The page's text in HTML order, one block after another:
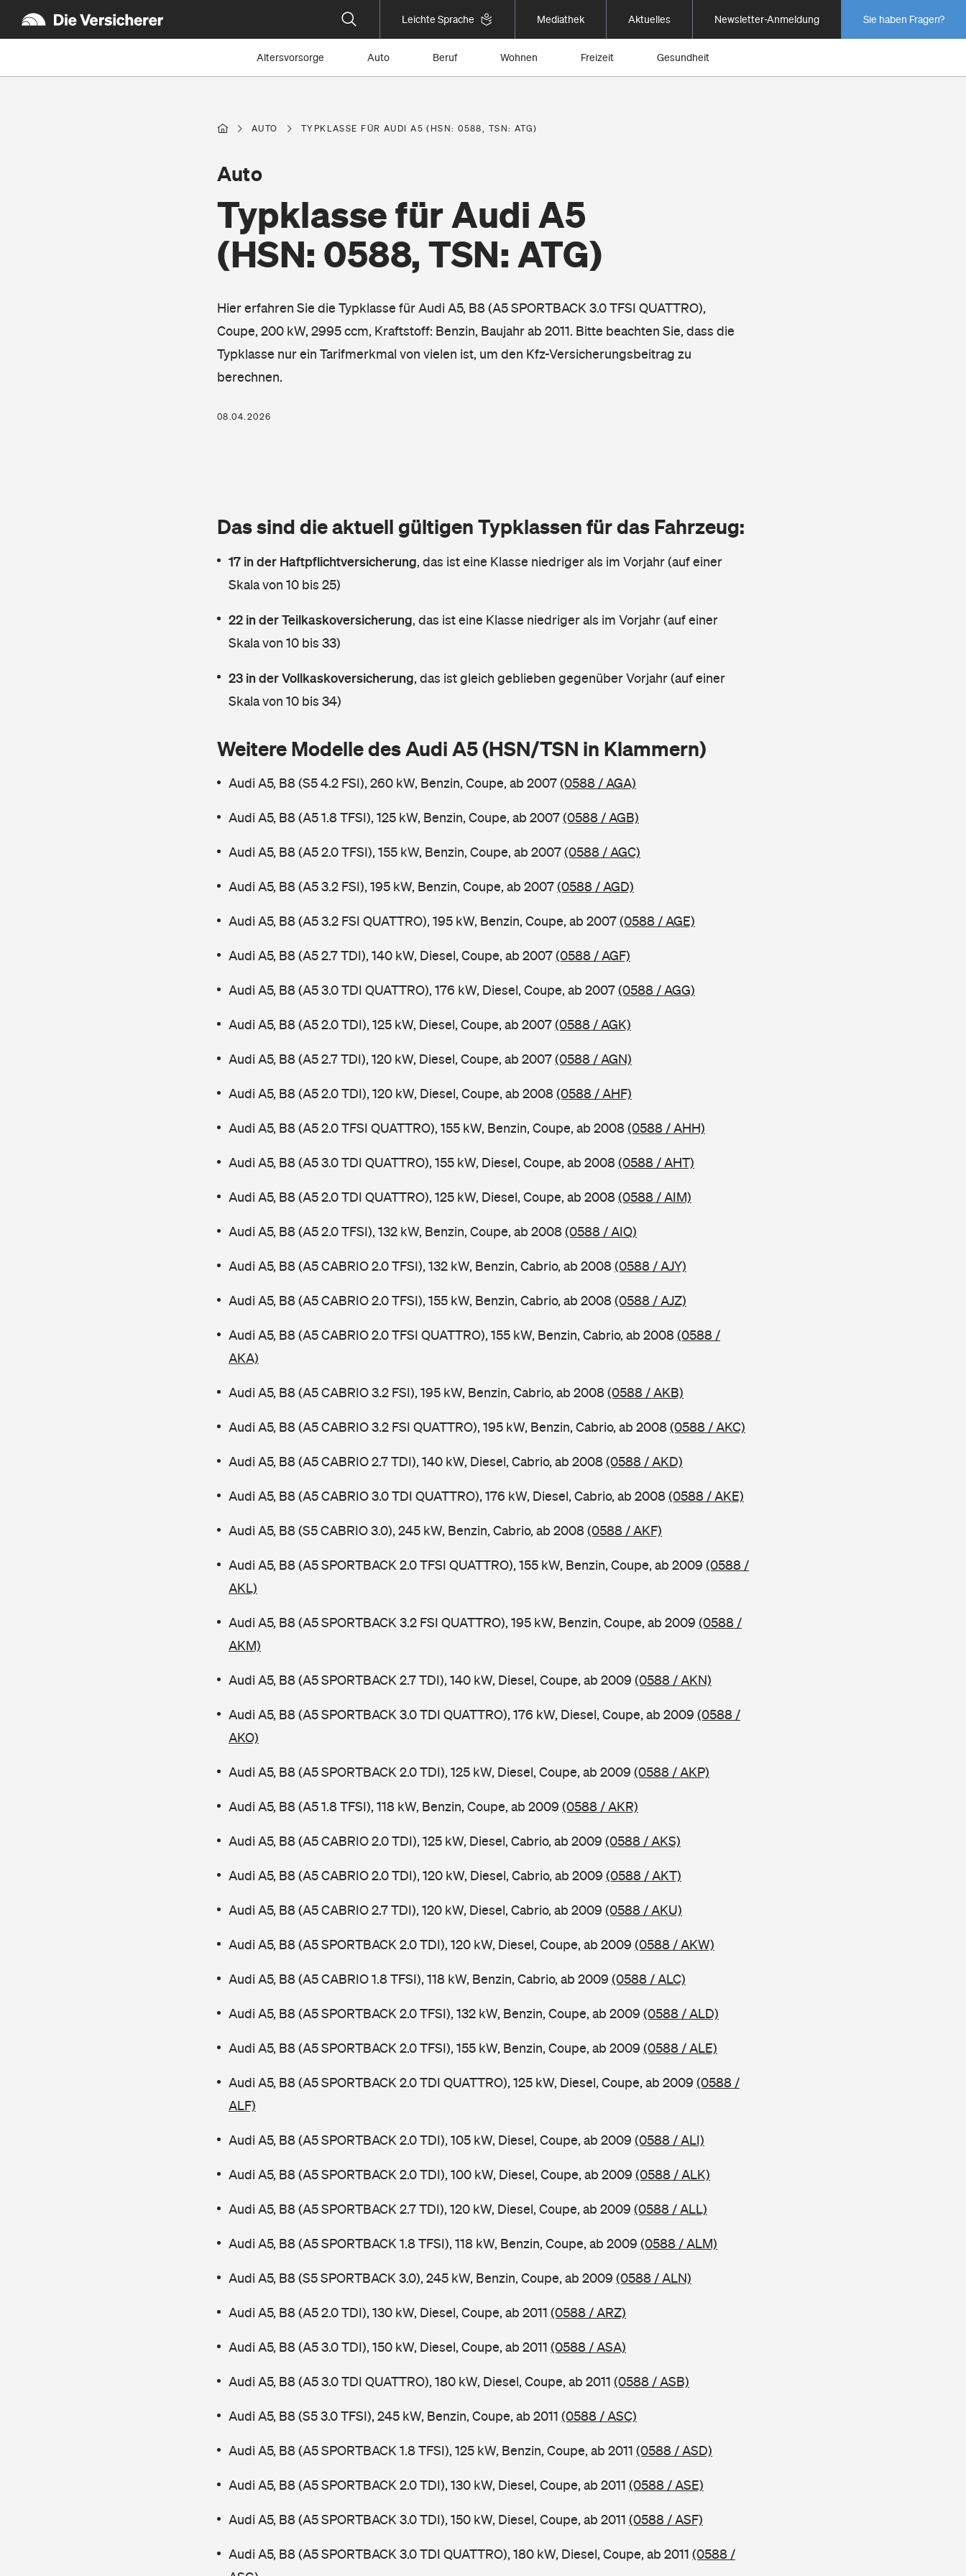
Leichte Sprache Mediathek Aktuelles Newsletter-Anmeldung Sie haben Fragen?
Altersvorsorge Auto Beruf Wohnen Freizeit Gesundheit
AUTO TYPKLASSE FÜR AUDI A5 (HSN: 0588, TSN: ATG)
Typklasse für Audi A5
(HSN: 0588, TSN: ATG)
Auto
Hier erfahren Sie die Typklasse für Audi A5, B8 (A5 SPORTBACK 3.0 TFSI QUATTRO),
Coupe, 200 kW, 2995 ccm, Kraftstoff: Benzin, Baujahr ab 2011. Bitte beachten Sie, dass die
Typklasse nur ein Tarifmerkmal von vielen ist, um den Kfz-Versicherungsbeitrag zu
berechnen.
08.04.2026
Das sind die aktuell gültigen Typklassen für das Fahrzeug:
17 in der Haftpflichtversicherung, das ist eine Klasse niedriger als im Vorjahr (auf einer
Skala von 10 bis 25)
22 in der Teilkaskoversicherung, das ist eine Klasse niedriger als im Vorjahr (auf einer
Skala von 10 bis 33)
23 in der Vollkaskoversicherung, das ist gleich geblieben gegenüber Vorjahr (auf einer
Skala von 10 bis 34)
Weitere Modelle des Audi A5 (HSN/TSN in Klammern)
Audi A5, B8 (S5 4.2 FSI), 260 kW, Benzin, Coupe, ab 2007(0588 / AGA)
Audi A5, B8 (A5 1.8 TFSI), 125 kW, Benzin, Coupe, ab 2007(0588 / AGB)
Audi A5, B8 (A5 2.0 TFSI), 155 kW, Benzin, Coupe, ab 2007(0588 / AGC)
Audi A5, B8 (A5 3.2 FSI), 195 kW, Benzin, Coupe, ab 2007(0588 / AGD)
Audi A5, B8 (A5 3.2 FSI QUATTRO), 195 kW, Benzin, Coupe, ab 2007(0588 / AGE)
Audi A5, B8 (A5 2.7 TDI), 140 kW, Diesel, Coupe, ab 2007(0588 / AGF)
Audi A5, B8 (A5 3.0 TDI QUATTRO), 176 kW, Diesel, Coupe, ab 2007(0588 / AGG)
Audi A5, B8 (A5 2.0 TDI), 125 kW, Diesel, Coupe, ab 2007(0588 / AGK)
Audi A5, B8 (A5 2.7 TDI), 120 kW, Diesel, Coupe, ab 2007(0588 / AGN)
Audi A5, B8 (A5 2.0 TDI), 120 kW, Diesel, Coupe, ab 2008(0588 / AHF)
Audi A5, B8 (A5 2.0 TFSI QUATTRO), 155 kW, Benzin, Coupe, ab 2008(0588 / AHH)
Audi A5, B8 (A5 3.0 TDI QUATTRO), 155 kW, Diesel, Coupe, ab 2008(0588 / AHT)
Audi A5, B8 (A5 2.0 TDI QUATTRO), 125 kW, Diesel, Coupe, ab 2008(0588 / AIM)
Audi A5, B8 (A5 2.0 TFSI), 132 kW, Benzin, Coupe, ab 2008(0588 / AIQ)
Audi A5, B8 (A5 CABRIO 2.0 TFSI), 132 kW, Benzin, Cabrio, ab 2008(0588 / AJY)
Audi A5, B8 (A5 CABRIO 2.0 TFSI), 155 kW, Benzin, Cabrio, ab 2008(0588 / AJZ)
Audi A5, B8 (A5 CABRIO 2.0 TFSI QUATTRO), 155 kW, Benzin, Cabrio, ab 2008(0588 /
AKA)
Audi A5, B8 (A5 CABRIO 3.2 FSI), 195 kW, Benzin, Cabrio, ab 2008(0588 / AKB)
Audi A5, B8 (A5 CABRIO 3.2 FSI QUATTRO), 195 kW, Benzin, Cabrio, ab 2008(0588 / AKC)
Audi A5, B8 (A5 CABRIO 2.7 TDI), 140 kW, Diesel, Cabrio, ab 2008(0588 / AKD)
Audi A5, B8 (A5 CABRIO 3.0 TDI QUATTRO), 176 kW, Diesel, Cabrio, ab 2008(0588 / AKE)
Audi A5, B8 (S5 CABRIO 3.0), 245 kW, Benzin, Cabrio, ab 2008(0588 / AKF)
Audi A5, B8 (A5 SPORTBACK 2.0 TFSI QUATTRO), 155 kW, Benzin, Coupe, ab 2009 (0588 /
AKL)
Audi A5, B8 (A5 SPORTBACK 3.2 FSI QUATTRO), 195 kW, Benzin, Coupe, ab 2009 (0588 /
AKM)
Audi A5, B8 (A5 SPORTBACK 2.7 TDI), 140 kW, Diesel, Coupe, ab 2009 (0588 / AKN)
Audi A5, B8 (A5 SPORTBACK 3.0 TDI QUATTRO), 176 kW, Diesel, Coupe, ab 2009 (0588 /
AKO)
Audi A5, B8 (A5 SPORTBACK 2.0 TDI), 125 kW, Diesel, Coupe, ab 2009 (0588 / AKP)
Audi A5, B8 (A5 1.8 TFSI), 118 kW, Benzin, Coupe, ab 2009 (0588 / AKR)
Audi A5, B8 (A5 CABRIO 2.0 TDI), 125 kW, Diesel, Cabrio, ab 2009 (0588 / AKS)
Audi A5, B8 (A5 CABRIO 2.0 TDI), 120 kW, Diesel, Cabrio, ab 2009 (0588 / AKT)
Audi A5, B8 (A5 CABRIO 2.7 TDI), 120 kW, Diesel, Cabrio, ab 2009 (0588 / AKU)
Audi A5, B8 (A5 SPORTBACK 2.0 TDI), 120 kW, Diesel, Coupe, ab 2009 (0588 / AKW)
Audi A5, B8 (A5 CABRIO 1.8 TFSI), 118 kW, Benzin, Cabrio, ab 2009 (0588 / ALC)
Audi A5, B8 (A5 SPORTBACK 2.0 TFSI), 132 kW, Benzin, Coupe, ab 2009 (0588 / ALD)
Audi A5, B8 (A5 SPORTBACK 2.0 TFSI), 155 kW, Benzin, Coupe, ab 2009 (0588 / ALE)
Audi A5, B8 (A5 SPORTBACK 2.0 TDI QUATTRO), 125 kW, Diesel, Coupe, ab 2009 (0588 /
ALF)
Audi A5, B8 (A5 SPORTBACK 2.0 TDI), 105 kW, Diesel, Coupe, ab 2009 (0588 / ALI)
Audi A5, B8 (A5 SPORTBACK 2.0 TDI), 100 kW, Diesel, Coupe, ab 2009 (0588 / ALK)
Audi A5, B8 (A5 SPORTBACK 2.7 TDI), 120 kW, Diesel, Coupe, ab 2009 (0588 / ALL)
Audi A5, B8 (A5 SPORTBACK 1.8 TFSI), 118 kW, Benzin, Coupe, ab 2009 (0588 / ALM)
Audi A5, B8 (S5 SPORTBACK 3.0), 245 kW, Benzin, Coupe, ab 2009 (0588 / ALN)
Audi A5, B8 (A5 2.0 TDI), 130 kW, Diesel, Coupe, ab 2011 (0588 / ARZ)
Audi A5, B8 (A5 3.0 TDI), 150 kW, Diesel, Coupe, ab 2011 (0588 / ASA)
Audi A5, B8 (A5 3.0 TDI QUATTRO), 180 kW, Diesel, Coupe, ab 2011 (0588 / ASB)
Audi A5, B8 (S5 3.0 TFSI), 245 kW, Benzin, Coupe, ab 2011 (0588 / ASC)
Audi A5, B8 (A5 SPORTBACK 1.8 TFSI), 125 kW, Benzin, Coupe, ab 2011 (0588 / ASD)
Audi A5, B8 (A5 SPORTBACK 2.0 TDI), 130 kW, Diesel, Coupe, ab 2011 (0588 / ASE)
Audi A5, B8 (A5 SPORTBACK 3.0 TDI), 150 kW, Diesel, Coupe, ab 2011 (0588 / ASF)
Audi A5, B8 (A5 SPORTBACK 3.0 TDI QUATTRO), 180 kW, Diesel, Coupe, ab 2011 (0588 /